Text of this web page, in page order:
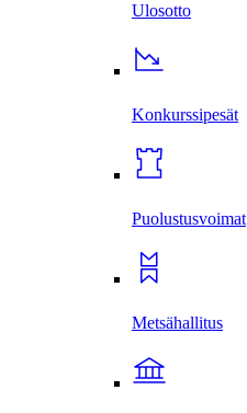
Ulosotto
Konkurssi­pesät
Puolustus­voimat
Metsä­hallitus